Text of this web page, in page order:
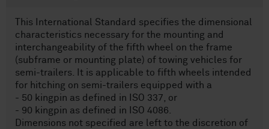
This International Standard specifies the dimensional
characteristics necessary for the mounting and
interchangeability of the fifth wheel on the frame
(subframe or mounting plate) of towing vehicles for
semi-trailers. It is applicable to fifth wheels intended
for hitching on semi-trailers equipped with a
- 50 kingpin as defined in ISO 337, or
- 90 kingpin as defined in ISO 4086.
Dimensions not specified are left to the discretion of